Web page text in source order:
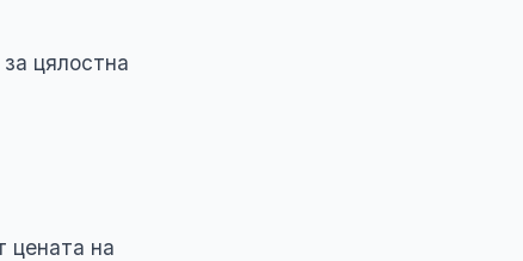
цялостна
цената на